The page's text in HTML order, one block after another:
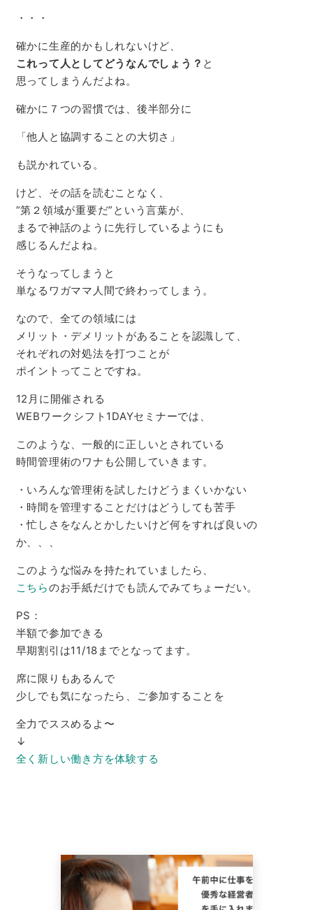
・・・
確かに生産的かもしれないけど、
これって人としてどうなんでしょう？ と
思ってしまうんだよね。
確かに７つの習慣では、後半部分に
「他人と協調することの大切さ」
も説かれている。
けど、その話を読むことなく、
”第２領域が重要だ”という言葉が、
まるで神話のように先行しているようにも
感じるんだよね。
そうなってしまうと
単なるワガママ人間で終わってしまう。
なので、全ての領域には
メリット・デメリットがあることを認識して、
それぞれの対処法を打つことが
ポイントってことですね。
12月に開催される
WEBワークシフト1DAYセミナーでは、
このような、一般的に正しいとされている
時間管理術のワナも公開していきます。
・いろんな管理術を試したけどうまくいかない
・時間を管理することだけはどうしても苦手
・忙しさをなんとかしたいけど何をすれば良いの
か、、、
このような悩みを持たれていましたら、
こちらのお手紙だけでも読んでみてちょーだい。
PS：
半額で参加できる
早期割引は11/18までとなってます。
席に限りもあるんで
少しでも気になったら、ご参加することを
全力でススめるよ〜
↓
全く新しい働き方を体験する